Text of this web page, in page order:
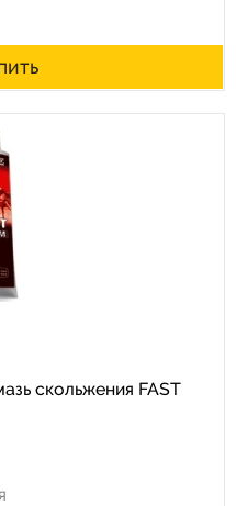
скольжения FAST